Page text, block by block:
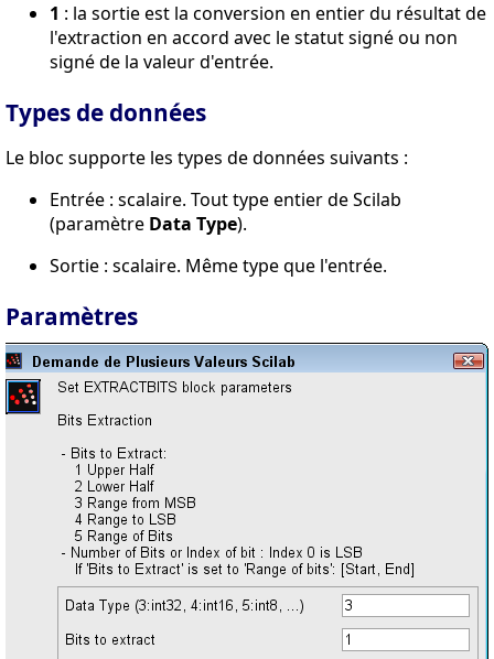
1 : la sortie est la conversion en entier du résultat de
l'extraction en accord avec le statut signé ou non
signé de la valeur d'entrée.
Types de données
Le bloc supporte les types de données suivants :
Entrée : scalaire. Tout type entier de Scilab
(paramètre Data Type).
Sortie : scalaire. Même type que l'entrée.
Paramètres